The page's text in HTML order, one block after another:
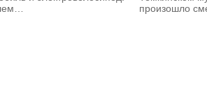
произошло